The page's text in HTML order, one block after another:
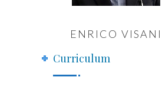
ENRICO VISANI
Curriculum